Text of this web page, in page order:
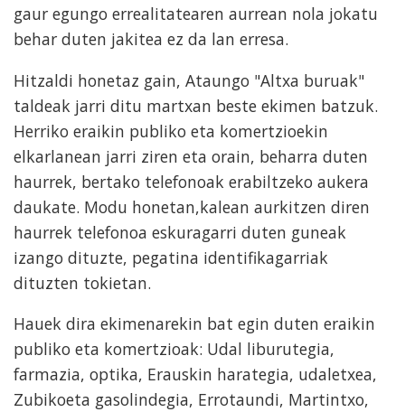
gaur egungo errealitatearen aurrean nola jokatu
behar duten jakitea ez da lan erresa.
Hitzaldi honetaz gain, Ataungo "Altxa buruak"
taldeak jarri ditu martxan beste ekimen batzuk.
Herriko eraikin publiko eta komertzioekin
elkarlanean jarri ziren eta orain, beharra duten
haurrek, bertako telefonoak erabiltzeko aukera
daukate. Modu honetan,kalean aurkitzen diren
haurrek telefonoa eskuragarri duten guneak
izango dituzte, pegatina identifikagarriak
dituzten tokietan.
Hauek dira ekimenarekin bat egin duten eraikin
publiko eta komertzioak: Udal liburutegia,
farmazia, optika, Erauskin harategia, udaletxea,
Zubikoeta gasolindegia, Errotaundi, Martintxo,